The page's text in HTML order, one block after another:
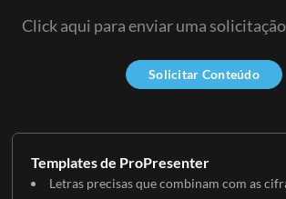
Templates de ProPresenter
Letras precisas que combinam com as
Click aqui para enviar uma
Solicitar Conteúdo